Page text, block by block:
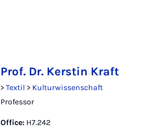
Prof. Dr. Kerstin Kraft
> Textil > Kulturwissenschaft
Professor
Office: H7.242